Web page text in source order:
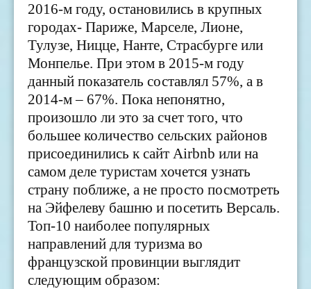
2016-м году, остановились в крупных
городах- Париже, Марселе, Лионе,
Тулузе, Ницце, Нанте, Страсбурге или
Монпелье. При этом в 2015-м году
данный показатель составлял 57%, а в
2014-м – 67%. Пока непонятно,
произошло ли это за счет того, что
большее количество сельских районов
присоединились к сайт Airbnb или на
самом деле туристам хочется узнать
страну поближе, а не просто посмотреть
на Эйфелеву башню и посетить Версаль.
Топ-10 наиболее популярных
направлений для туризма во
французской провинции выглядит
следующим образом: